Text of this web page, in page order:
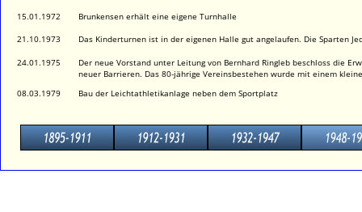
15.01.1972 Brunkensen erhält eine eigene Turnhalle
21.10.1973 Das Kinderturnen ist in der eigenen Halle gut angelaufen. Die Sparten
24.01.1975
Der neue Vorstand unter Leitung von Bernhard Ringleb beschloss die
neuer Barrieren. Das 80-jährige Vereinsbestehen wurde mit einem
08.03.1979
Bau der Leichtathletikanlage neben dem Sportplatz